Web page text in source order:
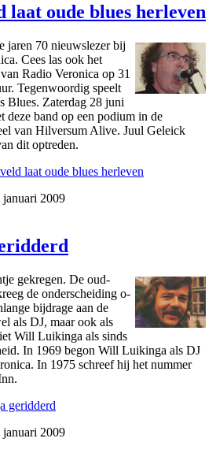
laat oude blues herleven
jaren 70 nieuwslezer bij
Cees las ook het
Radio Veronica op 31
Tegenwoordig speelt
Blues. Zaterdag 28 juni
deze band op een podium in de
van Hilversum Alive. Juul Geleick
dit optreden.
laat oude blues herleven
januari 2009
gekregen. De oud-
de o­nderscheiding o­
bijdrage aan de
als DJ, maar ook als
Will Luikinga als sinds
In 1969 begon Will Luikinga als DJ
In 1975 schreef hij het nummer
geridderd
januari 2009